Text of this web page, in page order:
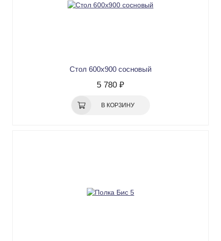
Стол 600х900 сосновый
5 780 ₽
В КОРЗИНУ